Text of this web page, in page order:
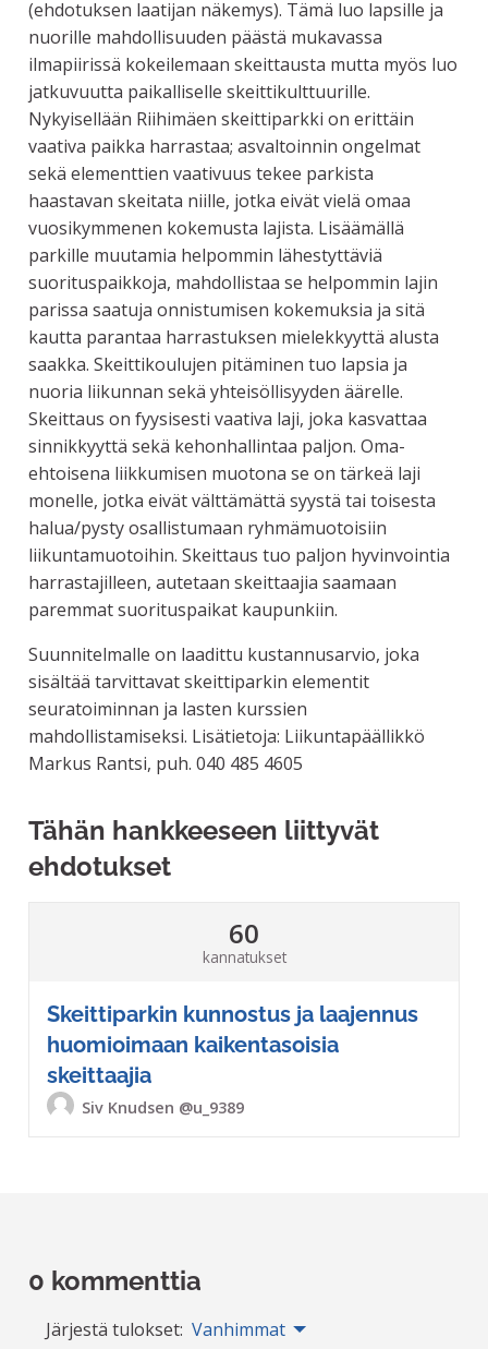
(ehdotuksen laatijan näkemys). Tämä luo lapsille ja
nuorille mahdollisuuden päästä mukavassa
ilmapiirissä kokeilemaan skeittausta mutta myös luo
jatkuvuutta paikalliselle skeittikulttuurille.
Nykyisellään Riihimäen skeittiparkki on erittäin
vaativa paikka harrastaa; asvaltoinnin ongelmat
sekä elementtien vaativuus tekee parkista
haastavan skeitata niille, jotka eivät vielä omaa
vuosikymmenen kokemusta lajista. Lisäämällä
parkille muutamia helpommin lähestyttäviä
suorituspaikkoja, mahdollistaa se helpommin lajin
parissa saatuja onnistumisen kokemuksia ja sitä
kautta parantaa harrastuksen mielekkyyttä alusta
saakka. Skeittikoulujen pitäminen tuo lapsia ja
nuoria liikunnan sekä yhteisöllisyyden äärelle.
Skeittaus on fyysisesti vaativa laji, joka kasvattaa
sinnikkyyttä sekä kehonhallintaa paljon. Oma-
ehtoisena liikkumisen muotona se on tärkeä laji
monelle, jotka eivät välttämättä syystä tai toisesta
halua/pysty osallistumaan ryhmämuotoisiin
liikuntamuotoihin. Skeittaus tuo paljon hyvinvointia
harrastajilleen, autetaan skeittaajia saamaan
paremmat suorituspaikat kaupunkiin.
Suunnitelmalle on laadittu kustannusarvio, joka
sisältää tarvittavat skeittiparkin elementit
seuratoiminnan ja lasten kurssien
mahdollistamiseksi. Lisätietoja: Liikuntapäällikkö
Markus Rantsi, puh. 040 485 4605
Tähän hankkeeseen liittyvät
ehdotukset
Skeittiparkin kunnostus ja laajennus
huomioimaan kaikentasoisia
skeittaajia
Siv Knudsen @u_9389
60
kannatukset
0 kommenttia
Järjestä tulokset: Vanhimmat